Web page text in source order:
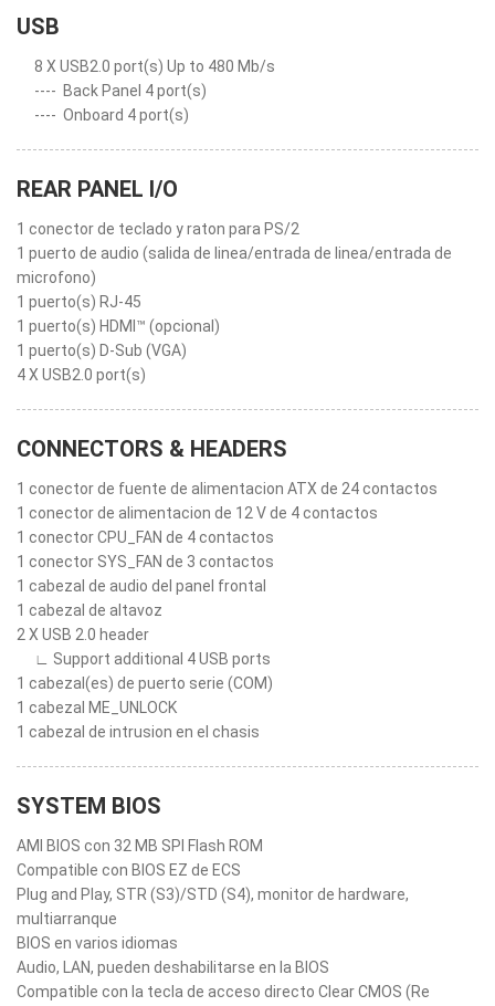
USB
8 X USB2.0 port(s) Up to 480 Mb/s
---- Back Panel 4 port(s)
---- Onboard 4 port(s)
REAR PANEL I/O
1 conector de teclado y raton para PS/2
1 puerto de audio (salida de linea/entrada de linea/entrada de
microfono)
1 puerto(s) RJ-45
1 puerto(s) HDMI™ (opcional)
1 puerto(s) D-Sub (VGA)
4 X USB2.0 port(s)
CONNECTORS & HEADERS
1 conector de fuente de alimentacion ATX de 24 contactos
1 conector de alimentacion de 12 V de 4 contactos
1 conector CPU_FAN de 4 contactos
1 conector SYS_FAN de 3 contactos
1 cabezal de audio del panel frontal
1 cabezal de altavoz
2 X USB 2.0 header
∟ Support additional 4 USB ports
1 cabezal(es) de puerto serie (COM)
1 cabezal ME_UNLOCK
1 cabezal de intrusion en el chasis
SYSTEM BIOS
AMI BIOS con 32 MB SPI Flash ROM
Compatible con BIOS EZ de ECS
Plug and Play, STR (S3)/STD (S4), monitor de hardware,
multiarranque
BIOS en varios idiomas
Audio, LAN, pueden deshabilitarse en la BIOS
Compatible con la tecla de acceso directo Clear CMOS (Re